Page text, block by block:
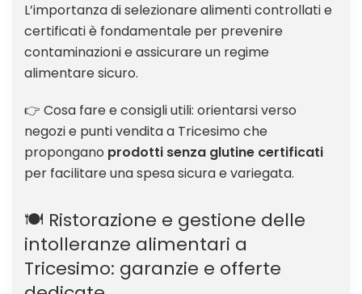
L’importanza di selezionare alimenti controllati e
certificati è fondamentale per prevenire
contaminazioni e assicurare un regime
alimentare sicuro.
👉 Cosa fare e consigli utili: orientarsi verso
negozi e punti vendita a Tricesimo che
propongano prodotti senza glutine certificati
per facilitare una spesa sicura e variegata.
🍽️ Ristorazione e gestione delle
intolleranze alimentari a
Tricesimo: garanzie e offerte